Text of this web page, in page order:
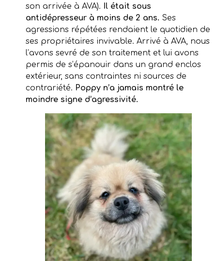
son arrivée à AVA). Il était sous
antidépresseur à moins de 2 ans. Ses
agressions répétées rendaient le quotidien de
ses propriétaires invivable. Arrivé à AVA, nous
l’avons sevré de son traitement et lui avons
permis de s’épanouir dans un grand enclos
extérieur, sans contraintes ni sources de
contrariété. Poppy n’a jamais montré le
moindre signe d’agressivité.